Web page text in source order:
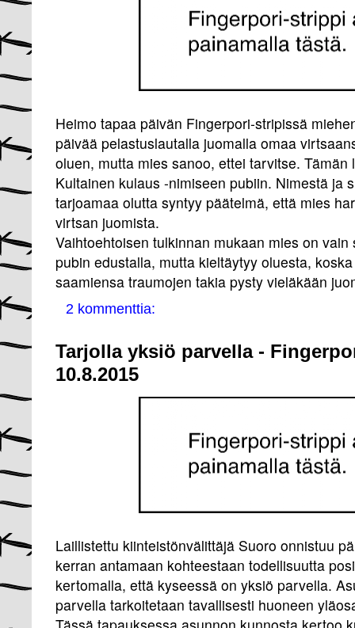
Heimo tapaa päivän Fingerpori-stripissä
päivää pelastuslautalla juomalla omaa
oluen, mutta mies sanoo, ettei tarvitse.
Kultainen kulaus -nimiseen pubiin. Nimestä ja
tarjoamaa olutta syntyy päätelmä, että mies
virtsan juomista.
Vaihtoehtoisen tulkinnan mukaan mies on
pubin edustalla, mutta kieltäytyy oluesta,
saamiensa traumojen takia pysty vieläkään
2 kommenttia:
Tarjolla yksiö parvella -
10.8.2015
Laillistettu kiinteistönvälittäjä Suoro onnistuu
kerran antamaan kohteestaan todellisuutta
kertomalla, että kyseessä on yksiö parvella.
parvella tarkoitetaan tavallisesti huoneen
Tässä tapauksessa asunnon kunnosta kertoo